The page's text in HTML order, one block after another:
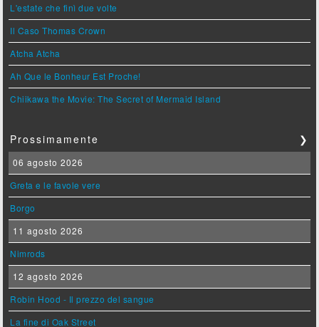
L'estate che finì due volte
Il Caso Thomas Crown
Atcha Atcha
Ah Que le Bonheur Est Proche!
Chiikawa the Movie: The Secret of Mermaid Island
Prossimamente ❯
06 agosto 2026
Greta e le favole vere
Borgo
11 agosto 2026
Nimrods
12 agosto 2026
Robin Hood - Il prezzo del sangue
La fine di Oak Street